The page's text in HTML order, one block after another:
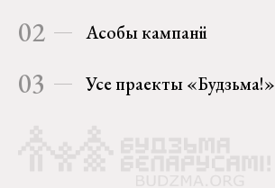
02 Асобы кампаніі
03 Усе праекты «Будзьма!»